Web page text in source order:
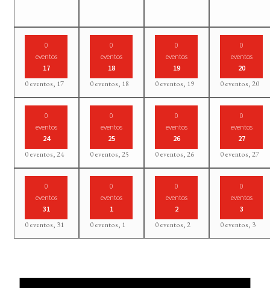
0
eventos
17
0 eventos, 17
0
eventos
18
0 eventos, 18
0
eventos
19
0 eventos, 19
0
eventos
20
0 eventos,20
0
eventos
24
0 eventos,24
0
eventos
25
0 eventos,25
0
eventos
26
0 eventos,26
0
eventos
27
0 eventos,27
0
eventos
31
0 eventos, 31
0
eventos
1
0 eventos, 1
0
eventos
2
0 eventos,2
0
eventos
3
0 eventos, 3